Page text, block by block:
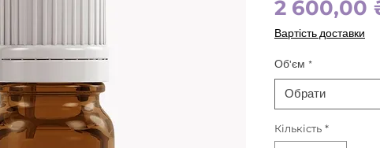
2 600,00
Вартість доставки
Об'єм *
Обрати
Кількість *